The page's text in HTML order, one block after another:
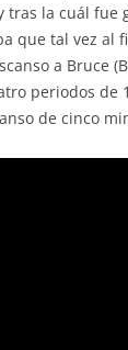
tras la cuál fue
que tal vez al
a Bruce
periodos de
de cinco